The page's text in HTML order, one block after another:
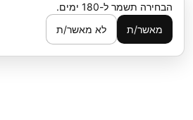
הבחירה תשמר ל-180 ימים.
מאשר/ת
לא מאשר/ת